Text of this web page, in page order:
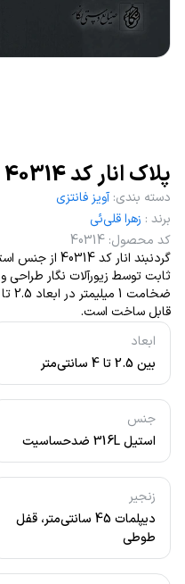
پلاک انار کد 40314
ابعاد
بین 2.5 تا 4 سانتی‌متر
جنس
استیل 316L ضدحساسیت
زنجیر
دیپلمات 45 سانتی‌متر، قفل
طوطی
دسته بندی: آویز فانتزی
برند : زهرا قلی‌ئی
کد محصول:
40314
گردنبند انار
ثابت توسط زیورآلات نگار طراحی
قابل ساخت است.